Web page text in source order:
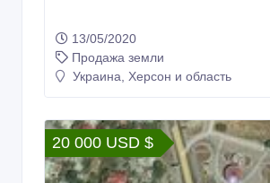
13/05/2020
Продажа земли
Украина, Херсон и область
20 000 USD $